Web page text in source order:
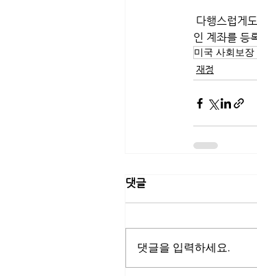
인 계좌를 등
미국 사회보장
재정
댓글
댓글을 입력하세요.